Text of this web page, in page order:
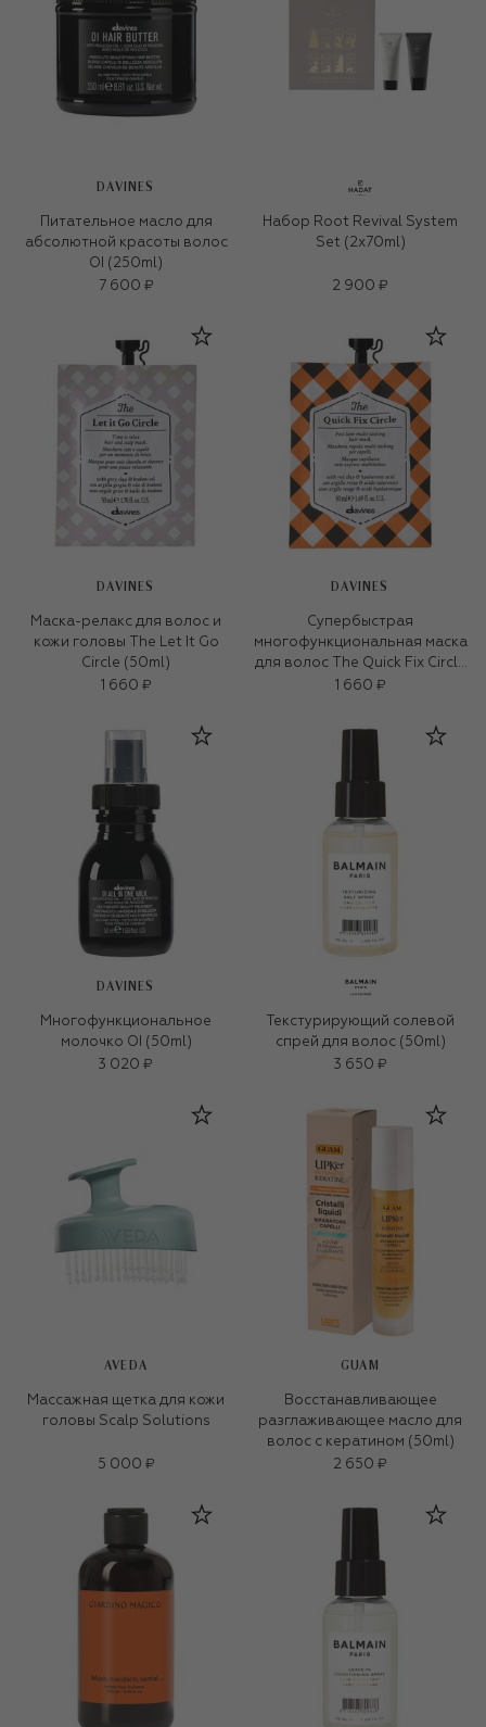
DAVINES
Питательное масло для
абсолютной красоты волос
OI (250ml)
7 600 ₽
Набор Root Revival System
Set (2x70ml)
2 900 ₽
DAVINES
Маска-релакс для волос и
кожи головы The Let It Go
Circle (50ml)
1 660 ₽
DAVINES
Супербыстрая
многофункциональная маска
для волос The Quick Fix Circle
(50ml)
1 660 ₽
DAVINES
Многофункциональное
молочко OI (50ml)
3 020 ₽
Текстурирующий солевой
спрей для волос (50ml)
3 650 ₽
AVEDA
Массажная щетка для кожи
головы Scalp Solutions
5 000 ₽
GUAM
Восстанавливающее
разглаживающее масло для
волос с кератином (50ml)
2 650 ₽